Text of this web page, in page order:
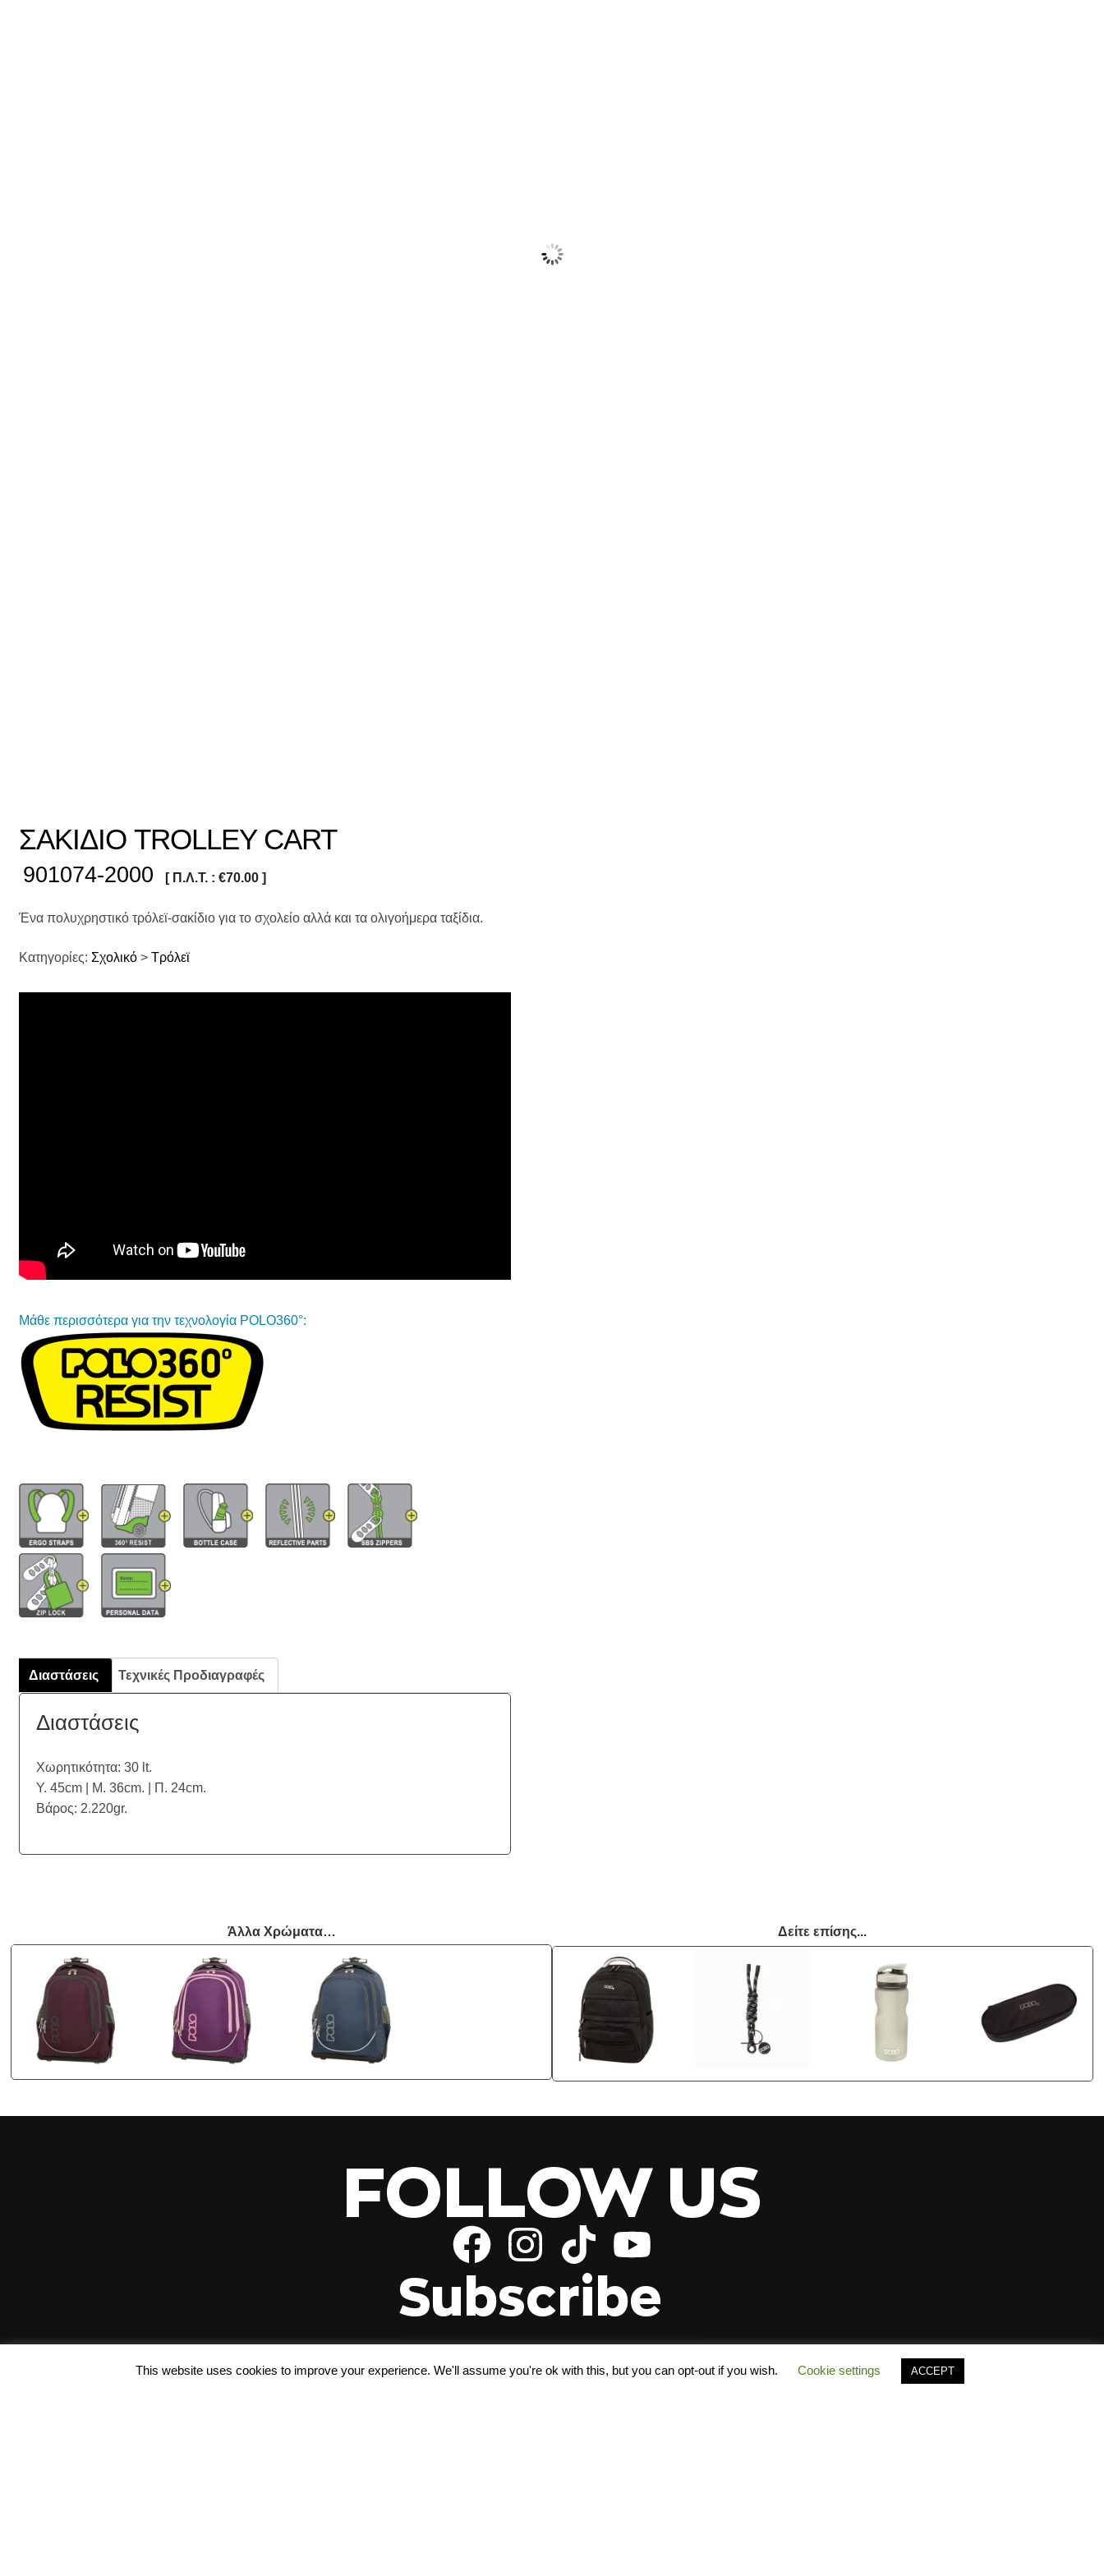
ΣΑΚΙΔΙΟ TROLLEY CART
901074-2000 [ Π.Λ.Τ. :€70.00 ]
Ένα πολυχρηστικό τρόλεϊ-σακίδιο για το σχολείο αλλά και τα ολιγοήμερα ταξίδια.
Κατηγορίες: Σχολικό >Τρόλεϊ
Μάθε περισσότερα για την τεχνολογία POLO360°:
Διαστάσεις Τεχνικές Προδιαγραφές
Διαστάσεις
Χωρητικότητα: 30 lt.
Υ. 45cm | Μ. 36cm. | Π. 24cm.
Βάρος: 2.220gr.
Άλλα Χρώματα… Δείτε επίσης...
FOLLOW US
Subscribe
This website uses cookies to improve your experience. We'll assume you're ok with this, but you can opt-out if you wish. Cookie settings ACCEPT